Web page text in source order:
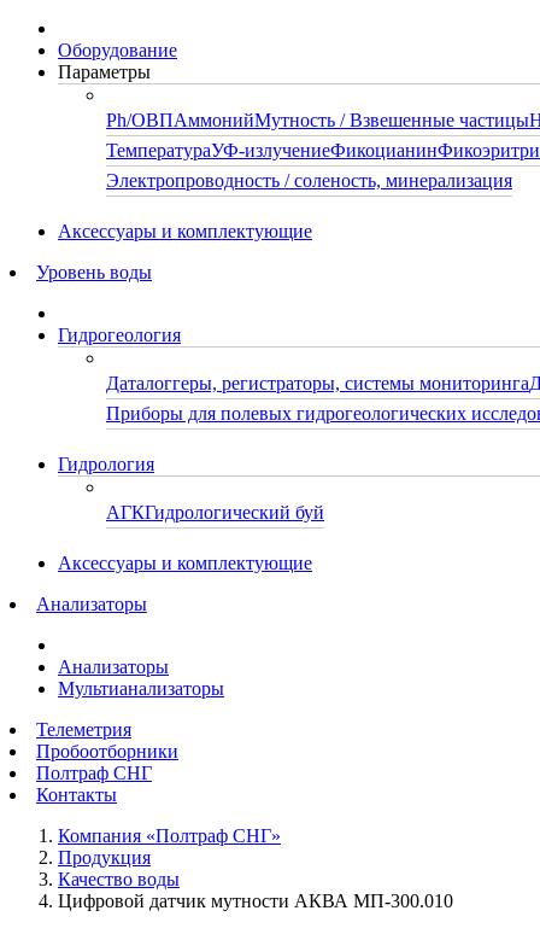
Оборудование
Параметры
Ph/ОВПАммонийМутность / Взвешенные частицы
ТемператураУФ-излучениеФикоцианин
Электропроводность / соленость, минерализация
Аксессуары и комплектующие
Уровень воды
Гидрогеология
Даталоггеры, регистраторы, системы мониторинга
Приборы для полевых гидрогеологических
Гидрология
АГКГидрологический буй
Аксессуары и комплектующие
Анализаторы
Анализаторы
Мультианализаторы
Телеметрия
Пробоотборники
Полтраф СНГ
Контакты
Компания «Полтраф СНГ»
Продукция
Качество воды
Цифровой датчик мутности АКВА МП-300.010